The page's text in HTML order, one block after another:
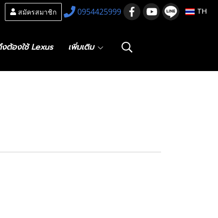
สมัครสมาชิก 0954425999 TH
งต้องใช้ Lexus เพิ่มเติม